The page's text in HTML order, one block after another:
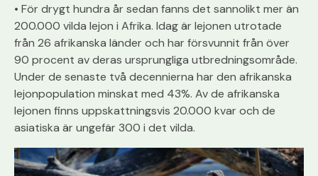
• För drygt hundra år sedan fanns det sannolikt mer än
200.000 vilda lejon i Afrika. Idag är lejonen utrotade
från 26 afrikanska länder och har försvunnit från över
90 procent av deras ursprungliga utbredningsområde.
Under de senaste två decennierna har den afrikanska
lejonpopulation minskat med 43%. Av de afrikanska
lejonen finns uppskattningsvis 20.000 kvar och de
asiatiska är ungefär 300 i det vilda.